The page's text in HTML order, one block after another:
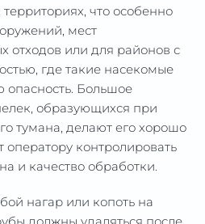
что особенно
мест
отходов или для районов с
где такие насекомые
опасность. Большое
образующихся при
тумана, делают его хорошо
контролировать
и качество обработки.
нагар или копоть на